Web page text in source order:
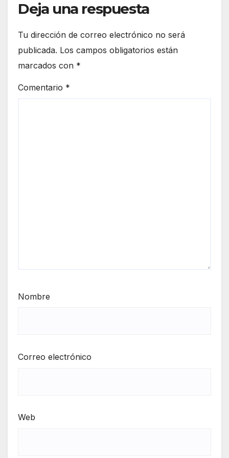
Deja una respuesta
Tu dirección de correo electrónico no será
publicada. Los campos obligatorios están
marcados con *
Comentario *
Nombre
Correo electrónico
Web